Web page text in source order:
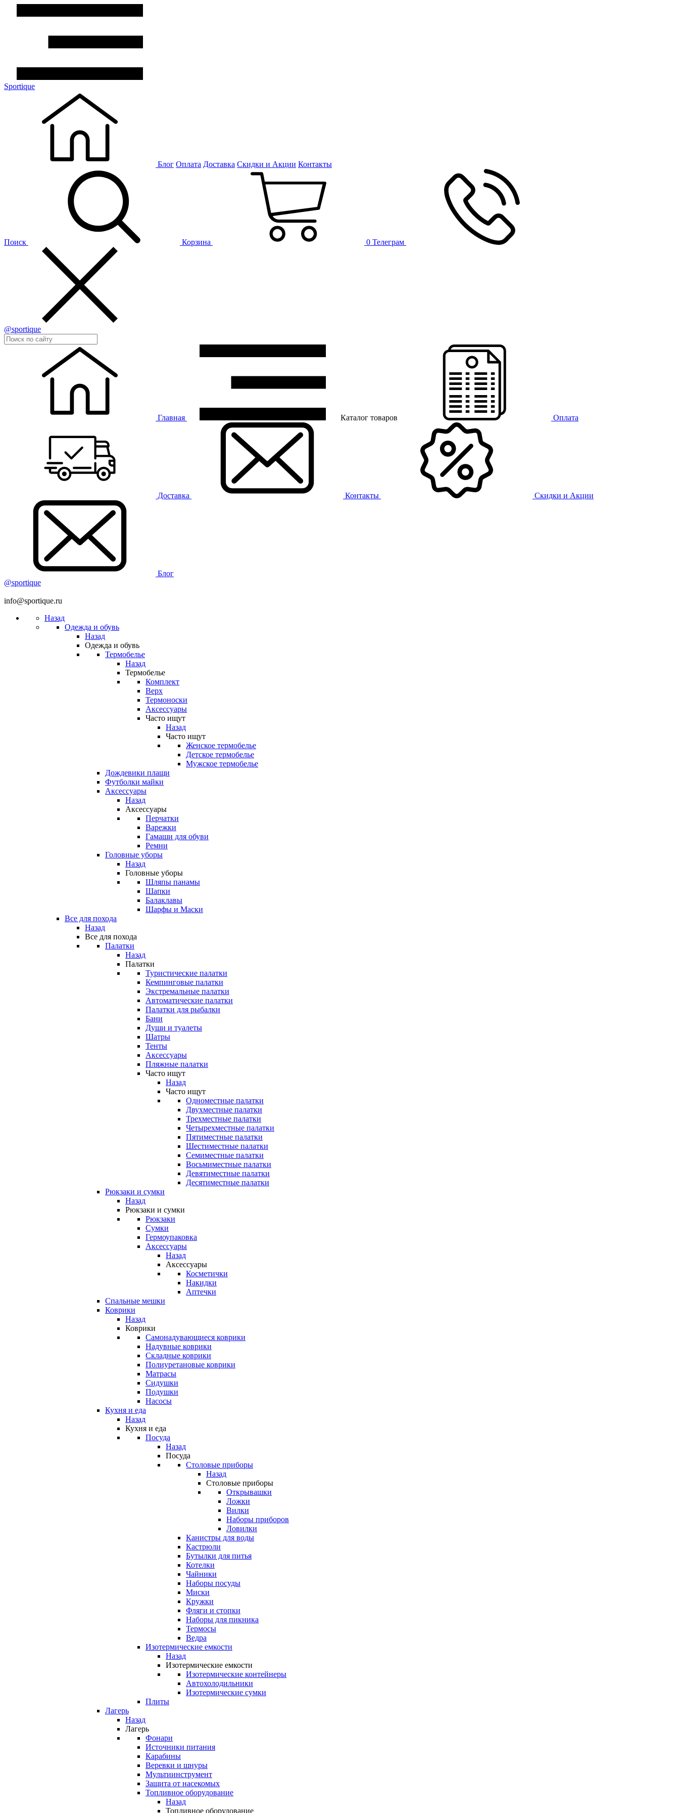
Sportique
Блог Оплата Доставка Скидки и Акции Контакты
Поиск Корзина 0 Телеграм
@sportique
Главная Каталог товаров Оплата
Доставка Контакты Скидки и Акции
Блог
@sportique
info@sportique.ru
Назад
Одежда и обувь
Назад
Одежда и обувь
Термобелье
Назад
Термобелье
Комплект
Верх
Термоноски
Аксессуары
Часто ищут
Назад
Часто ищут
Женское термобелье
Детское термобелье
Мужское термобелье
Дождевики плащи
Футболки майки
Аксессуары
Назад
Аксессуары
Перчатки
Варежки
Гамаши для обуви
Ремни
Головные уборы
Назад
Головные уборы
Шляпы панамы
Шапки
Балаклавы
Шарфы и Маски
Все для похода
Назад
Все для похода
Палатки
Назад
Палатки
Туристические палатки
Кемпинговые палатки
Экстремальные палатки
Автоматические палатки
Палатки для рыбалки
Бани
Души и туалеты
Шатры
Тенты
Аксессуары
Пляжные палатки
Часто ищут
Назад
Часто ищут
Одноместные палатки
Двухместные палатки
Трехместные палатки
Четырехместные палатки
Пятиместные палатки
Шестиместные палатки
Семиместные палатки
Восьмиместные палатки
Девятиместные палатки
Десятиместные палатки
Рюкзаки и сумки
Назад
Рюкзаки и сумки
Рюкзаки
Сумки
Гермоупаковка
Аксессуары
Назад
Аксессуары
Косметички
Накидки
Аптечки
Спальные мешки
Коврики
Назад
Коврики
Самонадувающиеся коврики
Надувные коврики
Складные коврики
Полиуретановые коврики
Матрасы
Сидушки
Подушки
Насосы
Кухня и еда
Назад
Кухня и еда
Посуда
Назад
Посуда
Столовые приборы
Назад
Столовые приборы
Открывашки
Ложки
Вилки
Наборы приборов
Ловилки
Канистры для воды
Кастрюли
Бутылки для питья
Котелки
Чайники
Наборы посуды
Миски
Кружки
Фляги и стопки
Наборы для пикника
Термосы
Ведра
Изотермические емкости
Назад
Изотермические емкости
Изотермические контейнеры
Автохолодильники
Изотермические сумки
Плиты
Лагерь
Назад
Лагерь
Фонари
Источники питания
Карабины
Веревки и шнуры
Мультиинструмент
Защита от насекомых
Топливное оборудование
Назад
Топливное оборудование